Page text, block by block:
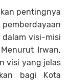
pentingnya
dalam visi-misi
Irwan,
visi yang jelas
bagi Kota